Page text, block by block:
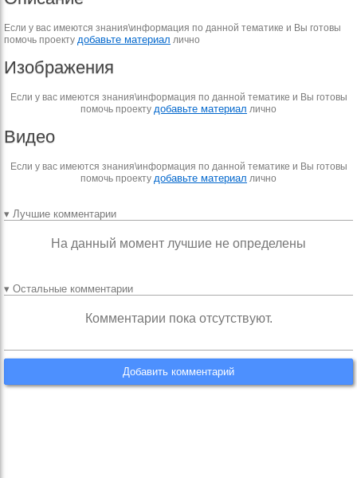
Если у вас имеются знания\информация по данной тематике и Вы готовы
помочь проекту добавьте материал лично
Изображения
Если у вас имеются знания\информация по данной тематике и Вы готовы
помочь проекту добавьте материал лично
Видео
Если у вас имеются знания\информация по данной тематике и Вы готовы
помочь проекту добавьте материал лично
▾ Лучшие комментарии
На данный момент лучшие не определены
▾ Остальные комментарии
Комментарии пока отсутствуют.
Добавить комментарий